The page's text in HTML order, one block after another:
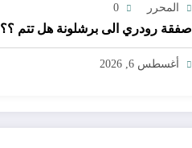
المحرر 0
صفقة رودري الى برشلونة هل تتم ؟؟
أغسطس 6, 2026